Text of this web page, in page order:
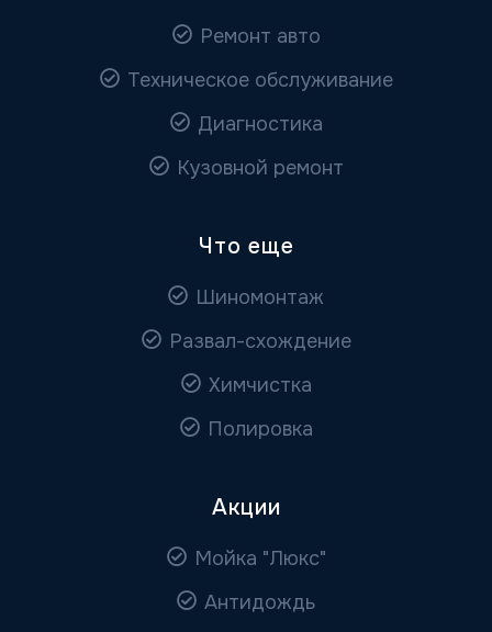
Ремонт авто
Техническое обслуживание
Диагностика
Кузовной ремонт
Что еще
Шиномонтаж
Развал-схождение
Химчистка
Полировка
Акции
Мойка "Люкс"
Антидождь